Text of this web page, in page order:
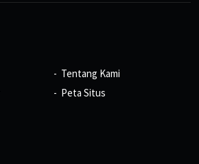
Tentang Kami
Peta Situs